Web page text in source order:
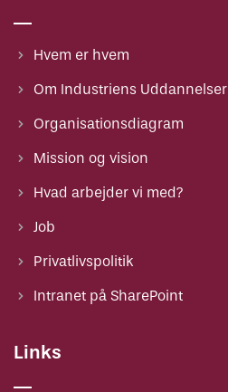
Hvem er hvem
Om Industriens Uddannelser
Organisationsdiagram
Mission og vision
Hvad arbejder vi med?
Job
Privatlivspolitik
Intranet på SharePoint
Links